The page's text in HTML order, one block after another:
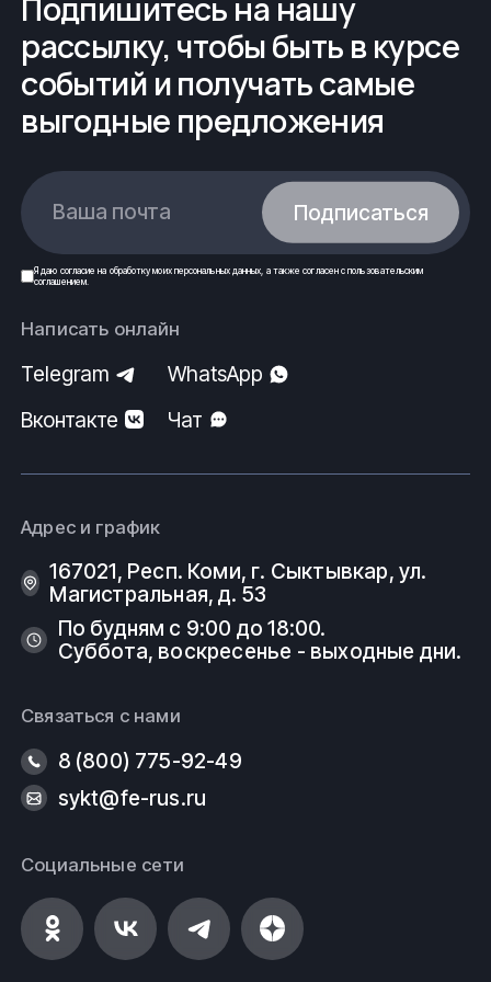
sykt@fe-rus.ru
Вся продукция выполнена согласно нормам
безопасности, государственным стандартам
(ГОСТ) и техническим условиям (ТУ).
Подпишитесь на нашу
рассылку, чтобы быть в курсе
событий и получать самые
выгодные предложения
Ваша почта Подписаться
Я даю согласие на обработку моих персональных данных , а также согласен спользовательским
соглашением.
Написать онлайн
Telegram
WhatsApp
Вконтакте
Чат
Адрес и график
167021, Респ. Коми, г. Сыктывкар, ул.
Магистральная, д. 53
По будням с 9:00 до 18:00.
Суббота, воскресенье - выходные дни.
Связаться с нами
8 (800) 775-92-49
sykt@fe-rus.ru
Социальные сети